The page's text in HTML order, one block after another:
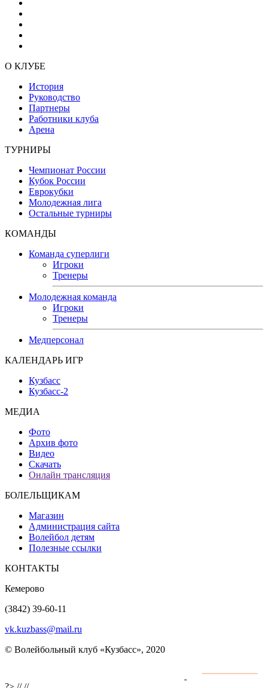
О КЛУБЕ
История
Руководство
Партнеры
Работники клуба
Арена
ТУРНИРЫ
Чемпионат России
Кубок России
Еврокубки
Молодежная лига
Остальные турниры
КОМАНДЫ
Команда суперлиги
Игроки
Тренеры
Молодежная команда
Игроки
Тренеры
Медперсонал
КАЛЕНДАРЬ ИГР
Кузбасс
Кузбасс-2
МЕДИА
Фото
Архив фото
Видео
Скачать
Онлайн трансляция
БОЛЕЛЬЩИКАМ
Магазин
Администрация сайта
Волейбол детям
Полезные ссылки
КОНТАКТЫ
Кемерово
(3842) 39-60-11
vk.kuzbass@mail.ru
© Волейбольный клуб «Кузбасс», 2020